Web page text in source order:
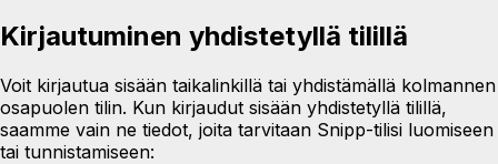
Kirjautuminen yhdistetyllä tilillä
Voit kirjautua sisään taikalinkillä tai yhdistämällä kolmannen
osapuolen tilin. Kun kirjaudut sisään yhdistetyllä tilillä,
saamme vain ne tiedot, joita tarvitaan Snipp-tilisi luomiseen
tai tunnistamiseen: